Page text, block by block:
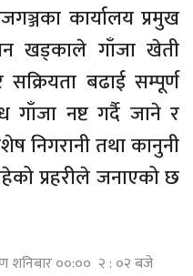
कार्यालय प्रमुख
खड्काले गाँजा खेती
सक्रियता बढाई सम्पूर्ण
गाँजा नष्ट गर्दै जाने र
निगरानी तथा कानुनी
प्रहरीले जनाएको छ
शनिबार ००:०० २ : ०२ बजे